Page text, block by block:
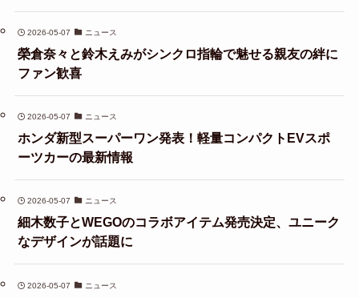
2026-05-07 ニュース
榮倉奈々と鈴木えみがシンクロ指輪で魅せる親友の絆に
ファン歓喜
2026-05-07 ニュース
ホンダ新型スーパーワン発表！軽量コンパクトEVスポ
ーツカーの最新情報
2026-05-07 ニュース
細木数子とWEGOのコラボアイテム発売決定、ユニーク
なデザインが話題に
2026-05-07 ニュース